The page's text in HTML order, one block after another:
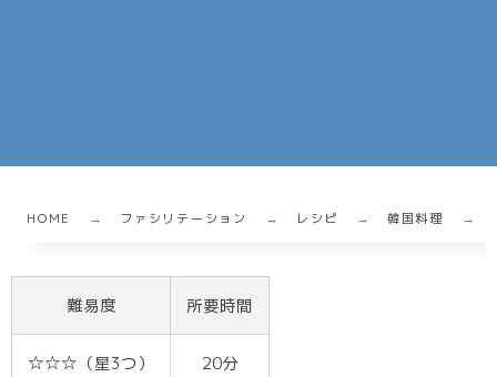
HOME ファシリテーション レシピ 韓国料理
難易度 所要時間
☆☆☆（星3つ） 20分